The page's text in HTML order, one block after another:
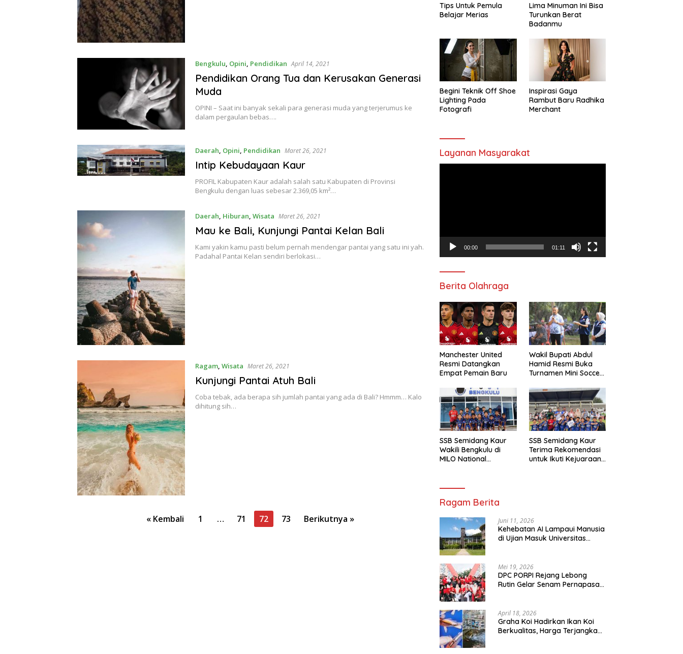
Bengkulu, Opini, Pendidikan April 14, 2021
Pendidikan Orang Tua dan Kerusakan Generasi
Muda
OPINI – Saat ini banyak sekali para generasi muda yang terjerumus ke
dalam pergaulan bebas….
Daerah, Opini, Pendidikan Maret 26, 2021
Intip Kebudayaan Kaur
PROFIL Kabupaten Kaur adalah salah satu Kabupaten di Provinsi
Bengkulu dengan luas sebesar 2.369,05 km²…
Daerah, Hiburan, Wisata Maret 26, 2021
Mau ke Bali, Kunjungi Pantai Kelan Bali
Kami yakin kamu pasti belum pernah mendengar pantai yang satu ini yah.
Padahal Pantai Kelan sendiri berlokasi…
Ragam, Wisata Maret 26, 2021
Kunjungi Pantai Atuh Bali
Coba tebak, ada berapa sih jumlah pantai yang ada di Bali? Hmmm… Kalo
dihitung sih…
« Kembali 1 … 71 72 73 Berikutnya »
Tips Untuk Pemula
Belajar Merias
Lima Minuman Ini Bisa
Turunkan Berat
Badanmu
Begini Teknik Off Shoe
Lighting Pada
Fotografi
Inspirasi Gaya
Rambut Baru Radhika
Merchant
Layanan Masyarakat
00:00 01:11
Berita Olahraga
Manchester United
Resmi Datangkan
Empat Pemain Baru
Wakil Bupati Abdul
Hamid Resmi Buka
Turnamen Mini Soccer
SSB Semidang Kaur
Wakili Bengkulu di
MILO National
SSB Semidang Kaur
Terima Rekomendasi
untuk Ikuti Kejuaraan
Ragam Berita
Juni 11, 2026
Kehebatan AI Lampaui Manusia
di Ujian Masuk Universitas
Mei 19, 2026
DPC PORPI Rejang Lebong
Rutin Gelar Senam Pernapasan
April 18, 2026
Graha Koi Hadirkan Ikan Koi
Berkualitas, Harga Terjangkau